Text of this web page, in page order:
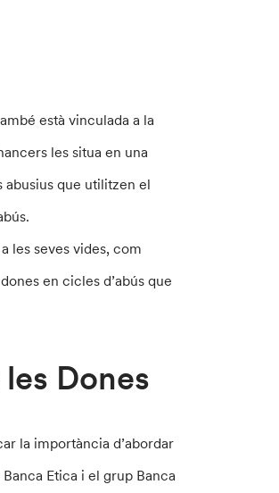
està vinculada a la
les situa en una
que utilitzen el
les seves vides, com
en cicles d’abús que
Dones
la importància d’abordar
Etica i el grup Banca